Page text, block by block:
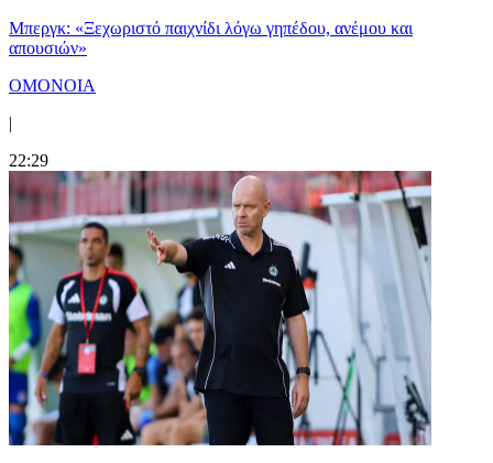
Μπεργκ: «Ξεχωριστό παιχνίδι λόγω γηπέδου, ανέμου και
απουσιών»
ΟΜΟΝΟΙΑ
|
22:29